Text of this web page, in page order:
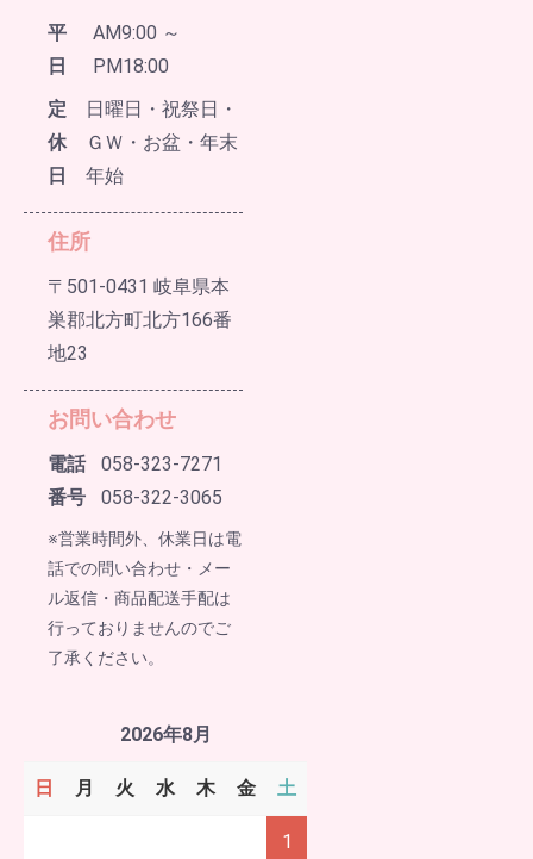
平
日
AM9:00 ～
PM18:00
定
休
日
日曜日・祝祭日・
ＧＷ・お盆・年末
年始
住所
〒501-0431 岐阜県本
巣郡北方町北方166番
地23
お問い合わせ
電話
番号
058-323-7271
058-322-3065
※営業時間外、休業日は電
話での問い合わせ・メー
ル返信・商品配送手配は
行っておりませんのでご
了承ください。
2026年8月
日 月 火 水 木 金 土
1